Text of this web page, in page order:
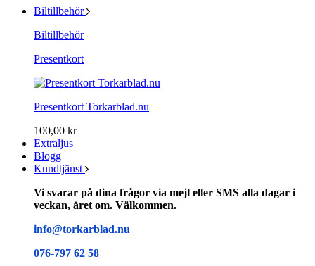
Biltillbehör
Biltillbehör
Presentkort
Presentkort Torkarblad.nu
100,00 kr
Extraljus
Blogg
Kundtjänst
Vi svarar på dina frågor via mejl eller SMS alla dagar i
veckan, året om. Välkommen.
info@torkarblad.nu
076-797 62 58